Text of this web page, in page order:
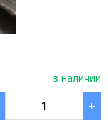
в наличии
+